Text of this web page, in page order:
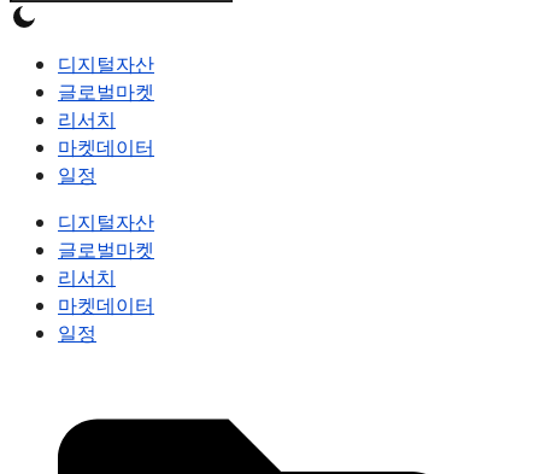
디지털자산
글로벌마켓
리서치
마켓데이터
일정
디지털자산
글로벌마켓
리서치
마켓데이터
일정